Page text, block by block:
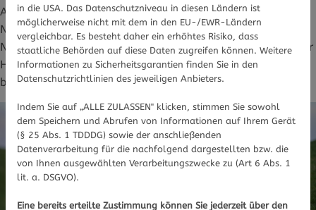
Auchautogenes Trainingwirkt direkt auf das vegetative
Nervensystem und reduziert Stresshormone. Bei
Neurodermitis-Patient:innen wurde eine Verbesserung der
Hautbarriere und eine Abnahme von Juckreizattacken
beobachtet.
in die USA. Das Datenschutzniveau in diesen Ländern ist
möglicherweise nicht mit dem in den EU-/EWR-Ländern
vergleichbar. Es besteht daher ein erhöhtes Risiko, dass
staatliche Behörden auf diese Daten zugreifen können. Weitere
Informationen zu Sicherheitsgarantien finden Sie in den
Datenschutzrichtlinien des jeweiligen Anbieters.
Indem Sie auf „ALLE ZULASSEN" klicken, stimmen Sie sowohl
dem Speichern und Abrufen von Informationen auf Ihrem Gerät
(§ 25 Abs. 1 TDDDG) sowie der anschließenden
Datenverarbeitung für die nachfolgend dargestellten bzw. die
von Ihnen ausgewählten Verarbeitungszwecke zu (Art 6 Abs. 1
lit. a. DSGVO).
Eine bereits erteilte Zustimmung können Sie jederzeit über den